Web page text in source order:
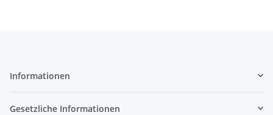
Informationen
Gesetzliche Informationen